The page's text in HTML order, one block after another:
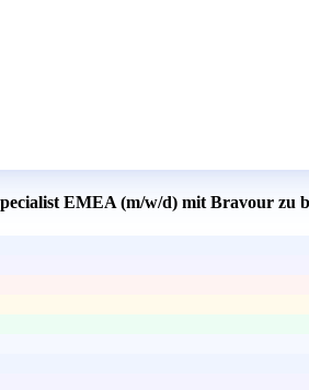
EMEA (m/w/d) mit Bravour zu